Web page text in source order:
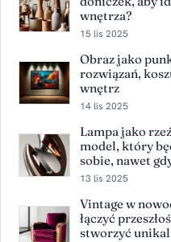
wnętrza?
15 lis 2025
Obraz jako
rozwiązań,
wnętrz
14 lis 2025
Lampa jako
model, który
sobie, nawet
13 lis 2025
Vintage w
łączyć
stworzyć